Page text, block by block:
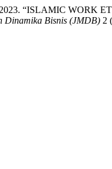
2023. “ISLAMIC
Dinamika Bisnis (JMDB) 2